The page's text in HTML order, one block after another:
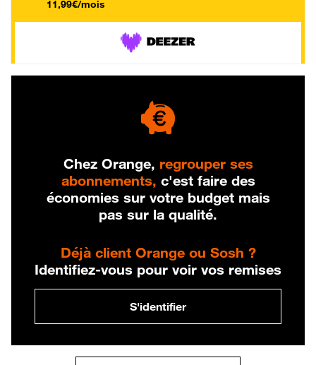
11,99€/mois
Chez Orange, regrouper ses
abonnements, c'est faire des
économies sur votre budget mais
pas sur la qualité.
Déjà client Orange ou Sosh ?
Identifiez-vous pour voir vos remises
S'identifier